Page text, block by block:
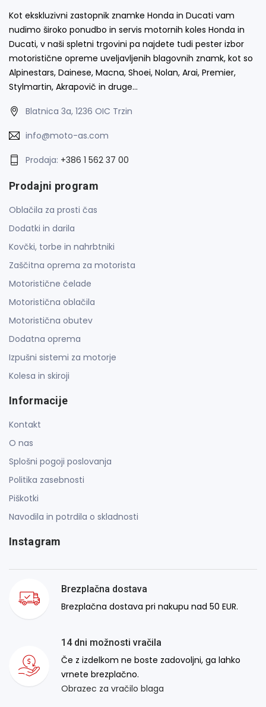
Kot ekskluzivni zastopnik znamke Honda in Ducati vam
nudimo široko ponudbo in servis motornih koles Honda in
Ducati, v naši spletni trgovini pa najdete tudi pester izbor
motoristične opreme uveljavljenih blagovnih znamk, kot so
Alpinestars, Dainese, Macna, Shoei, Nolan, Arai, Premier,
Stylmartin, Akrapovič in druge…
Blatnica 3a, 1236 OIC Trzin
info@moto-as.com
Prodaja: +386 1 562 37 00
Prodajni program
Oblačila za prosti čas
Dodatki in darila
Kovčki, torbe in nahrbtniki
Zaščitna oprema za motorista
Motoristične čelade
Motoristična oblačila
Motoristična obutev
Dodatna oprema
Izpušni sistemi za motorje
Kolesa in skiroji
Informacije
Kontakt
O nas
Splošni pogoji poslovanja
Politika zasebnosti
Piškotki
Navodila in potrdila o skladnosti
Instagram
Brezplačna dostava
Brezplačna dostava pri nakupu nad 50 EUR.
14 dni možnosti vračila
Če z izdelkom ne boste zadovoljni, ga lahko
vrnete brezplačno.
Obrazec za vračilo blaga